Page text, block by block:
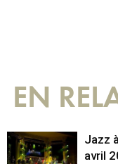
EN
Jazz
avril